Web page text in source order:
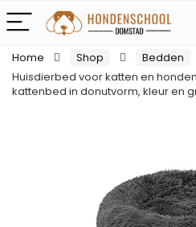
Home Shop Bedden
Huisdierbed voor katten en
kattenbed in donutvorm, kleur en